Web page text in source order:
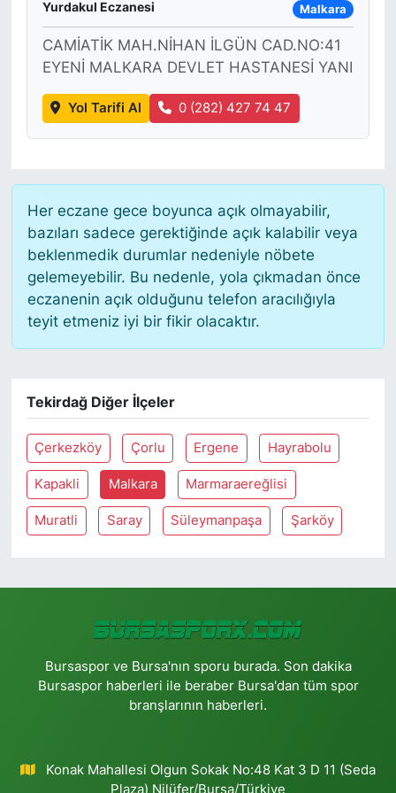
Yurdakul Eczanesi Malkara
CAMİATİK MAH.NİHAN İLGÜN CAD.NO:41
EYENİ MALKARA DEVLET HASTANESİ YANI
Yol Tarifi Al 0 (282) 427 74 47
Her eczane gece boyunca açık olmayabilir,
bazıları sadece gerektiğinde açık kalabilir veya
beklenmedik durumlar nedeniyle nöbete
gelemeyebilir. Bu nedenle, yola çıkmadan önce
eczanenin açık olduğunu telefon aracılığıyla
teyit etmeniz iyi bir fikir olacaktır.
Tekirdağ Diğer İlçeler
Çerkezköy Çorlu Ergene Hayrabolu
Kapakli Malkara Marmaraereğlisi
Muratli Saray Süleymanpaşa Şarköy
Bursaspor ve Bursa'nın sporu burada. Son dakika
Bursaspor haberleri ile beraber Bursa'dan tüm spor
branşlarının haberleri.
Konak Mahallesi Olgun Sokak No:48 Kat 3 D 11 (Seda
Plaza) Nilüfer/Bursa/Türkiye